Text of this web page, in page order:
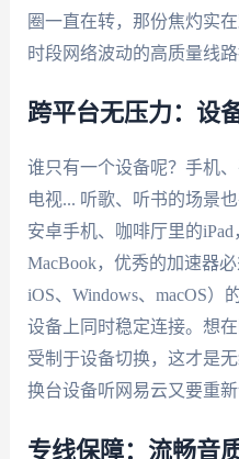
圈一直在转，那份焦灼实
时段网络波动的高质量线
跨平台无压力：设
谁只有一个设备呢？手机
电视... 听歌、听书的场景
安卓手机、咖啡厅里的
MacBook，优秀的加速器
iOS、Windows、macOS
设备上同时稳定连接。想
受制于设备切换，这才是
换台设备听网易云又要重新
专线保障：流畅音